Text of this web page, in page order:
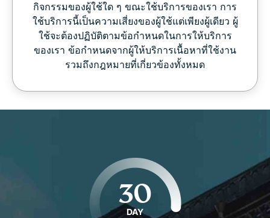
กิจกรรมของผู้ใช้ใด ๆ ขณะใช้บริการของเรา การ
ใช้บริการนี้เป็นความเสี่ยงของผู้ใช้แต่เพียงผู้เดียว ผู้
ใช้จะต้องปฏิบัติตามข้อกำหนดในการให้บริการ
ของเรา ข้อกำหนดจากผู้ให้บริการเนื้อหาที่ใช้งาน
รวมถึงกฎหมายที่เกี่ยวข้องทั้งหมด
30
DAY